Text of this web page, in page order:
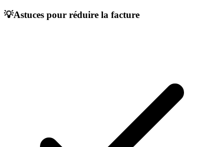
💡Astuces pour réduire la facture